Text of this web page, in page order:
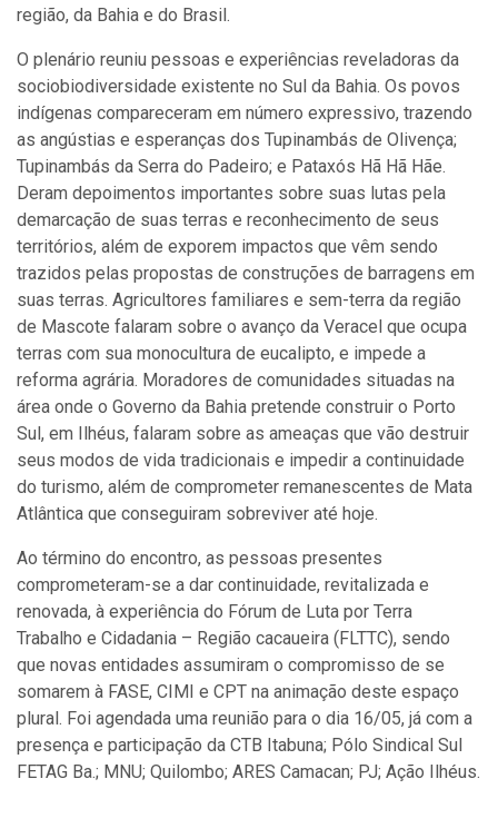
região, da Bahia e do Brasil.
O plenário reuniu pessoas e experiências reveladoras da
sociobiodiversidade existente no Sul da Bahia. Os povos
indígenas compareceram em número expressivo, trazendo
as angústias e esperanças dos Tupinambás de Olivença;
Tupinambás da Serra do Padeiro; e Pataxós Hã Hã Hãe.
Deram depoimentos importantes sobre suas lutas pela
demarcação de suas terras e reconhecimento de seus
territórios, além de exporem impactos que vêm sendo
trazidos pelas propostas de construções de barragens em
suas terras. Agricultores familiares e sem-terra da região
de Mascote falaram sobre o avanço da Veracel que ocupa
terras com sua monocultura de eucalipto, e impede a
reforma agrária. Moradores de comunidades situadas na
área onde o Governo da Bahia pretende construir o Porto
Sul, em Ilhéus, falaram sobre as ameaças que vão destruir
seus modos de vida tradicionais e impedir a continuidade
do turismo, além de comprometer remanescentes de Mata
Atlântica que conseguiram sobreviver até hoje.
Ao término do encontro, as pessoas presentes
comprometeram-se a dar continuidade, revitalizada e
renovada, à experiência do Fórum de Luta por Terra
Trabalho e Cidadania – Região cacaueira (FLTTC), sendo
que novas entidades assumiram o compromisso de se
somarem à FASE, CIMI e CPT na animação deste espaço
plural. Foi agendada uma reunião para o dia 16/05, já com a
presença e participação da CTB Itabuna; Pólo Sindical Sul
FETAG Ba.; MNU; Quilombo; ARES Camacan; PJ; Ação Ilhéus.